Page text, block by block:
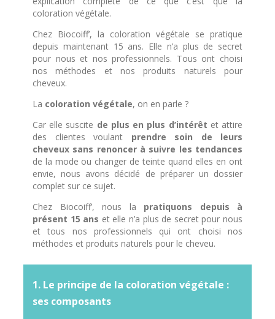
coloration végétale.
Chez Biocoiff’, la coloration végétale se pratique
depuis maintenant 15 ans. Elle n’a plus de secret
pour nous et nos professionnels. Tous ont choisi
nos méthodes et nos produits naturels pour
cheveux.
La coloration végétale, on en parle ?
Car elle suscite de plus en plus d’intérêt et attire
des clientes voulant prendre soin de leurs
cheveux sans renoncer à suivre les tendances
de la mode ou changer de teinte quand elles en ont
envie, nous avons décidé de préparer un dossier
complet sur ce sujet.
Chez Biocoiff’, nous la pratiquons depuis à
présent 15 ans et elle n’a plus de secret pour nous
et tous nos professionnels qui ont choisi nos
méthodes et produits naturels pour le cheveu.
1. Le principe de la coloration végétale :
ses composants